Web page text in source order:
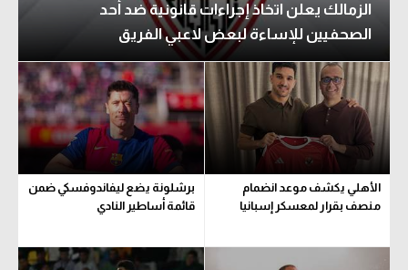
الزمالك يعلن اتخاذ إجراءات قانونية ضد أحد
الصحفيين للإساءة لبعض لاعبي الفريق
الأهلي يكشف موعد انضمام
منصف بقرار لمعسكر إسبانيا
برشلونة يضع ليفاندوفسكي ضمن
قائمة أساطير النادي